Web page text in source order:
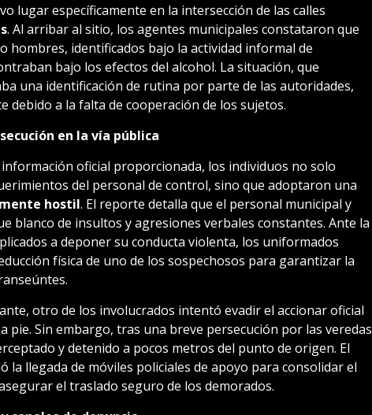
lugar específicamente en la intersección de las calles
. Al arribar al sitio, los agentes municipales constataron que
hombres, identificados bajo la actividad informal de
bajo los efectos del alcohol. La situación, que
una identificación de rutina por parte de las autoridades,
debido a la falta de cooperación de los sujetos.
en la vía pública
oficial proporcionada, los individuos no solo
del personal de control, sino que adoptaron una
hostil. El reporte detalla que el personal municipal y
blanco de insultos y agresiones verbales constantes. Ante la
a deponer su conducta violenta, los uniformados
física de uno de los sospechosos para garantizar la
otro de los involucrados intentó evadir el accionar oficial
pie. Sin embargo, tras una breve persecución por las veredas
y detenido a pocos metros del punto de origen. El
la llegada de móviles policiales de apoyo para consolidar el
el traslado seguro de los demorados.